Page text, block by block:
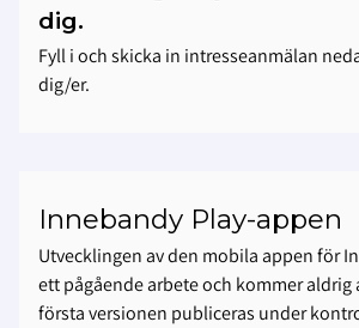
dig.
Fyll i och skicka in intresseanmälan
dig/er.
Innebandy Play-appen
Utvecklingen av den mobila appen för
ett pågående arbete och kommer aldrig
första versionen publiceras under